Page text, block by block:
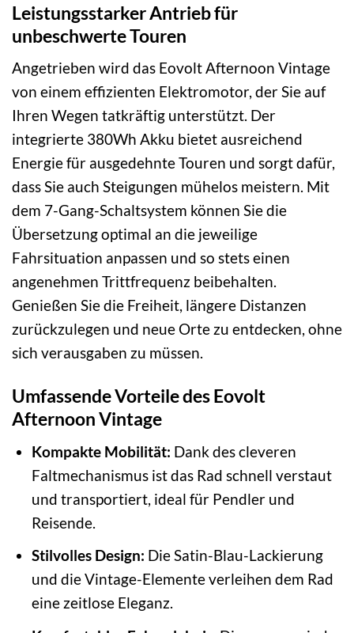
Leistungsstarker Antrieb für
unbeschwerte Touren
Angetrieben wird das Eovolt Afternoon Vintage
von einem effizienten Elektromotor, der Sie auf
Ihren Wegen tatkräftig unterstützt. Der
integrierte 380Wh Akku bietet ausreichend
Energie für ausgedehnte Touren und sorgt dafür,
dass Sie auch Steigungen mühelos meistern. Mit
dem 7-Gang-Schaltsystem können Sie die
Übersetzung optimal an die jeweilige
Fahrsituation anpassen und so stets einen
angenehmen Trittfrequenz beibehalten.
Genießen Sie die Freiheit, längere Distanzen
zurückzulegen und neue Orte zu entdecken, ohne
sich verausgaben zu müssen.
Umfassende Vorteile des Eovolt
Afternoon Vintage
Kompakte Mobilität: Dank des cleveren
Faltmechanismus ist das Rad schnell verstaut
und transportiert, ideal für Pendler und
Reisende.
Stilvolles Design: Die Satin-Blau-Lackierung
und die Vintage-Elemente verleihen dem Rad
eine zeitlose Eleganz.